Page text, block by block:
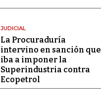
JUDICIAL
La Procuraduría
intervino en sanción que
iba a imponer la
Superindustria contra
Ecopetrol